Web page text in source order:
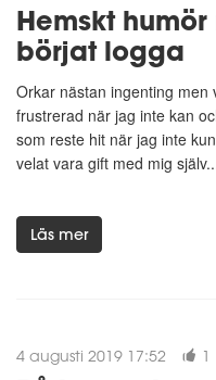
Hemskt
börjat logga
Orkar nästan ingenting men
frustrerad när jag inte kan
som reste hit när jag inte
velat vara gift med mig
Läs mer
4 augusti 2019 17:52 1